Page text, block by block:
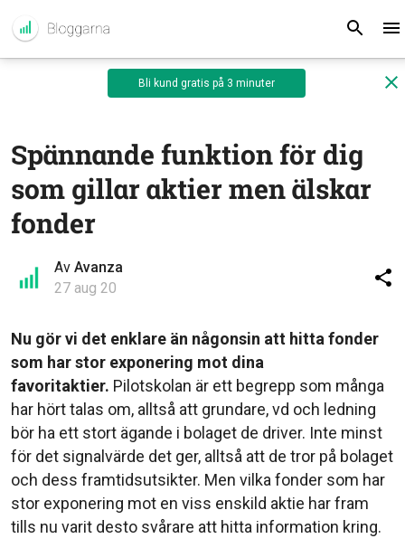
Bli kund gratis på 3 minuter
Spännande funktion för dig
som gillar aktier men älskar
fonder
Av Avanza
27 aug 20
Nu gör vi det enklare än någonsin att hitta fonder
som har stor exponering mot dina
favoritaktier. Pilotskolan är ett begrepp som många
har hört talas om, alltså att grundare, vd och ledning
bör ha ett stort ägande i bolaget de driver. Inte minst
för det signalvärde det ger, alltså att de tror på bolaget
och dess framtidsutsikter. Men vilka fonder som har
stor exponering mot en viss enskild aktie har fram
tills nu varit desto svårare att hitta information kring.